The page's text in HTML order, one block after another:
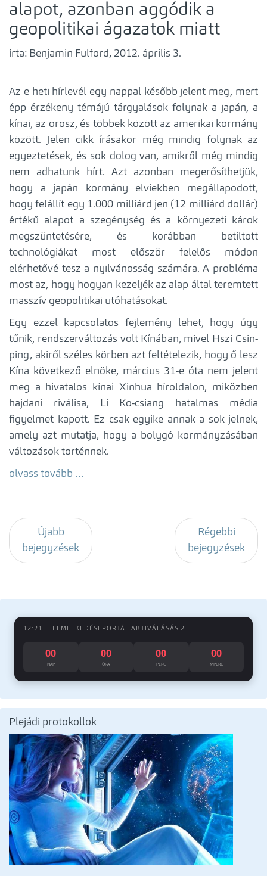
alapot, azonban aggódik a
geopolitikai ágazatok miatt
írta: Benjamin Fulford, 2012. április 3.
Az e heti hírlevél egy nappal később jelent meg, mert
épp érzékeny témájú tárgyalások folynak a japán, a
kínai, az orosz, és többek között az amerikai kormány
között. Jelen cikk írásakor még mindig folynak az
egyeztetések, és sok dolog van, amikről még mindig
nem adhatunk hírt. Azt azonban megerősíthetjük,
hogy a japán kormány elviekben megállapodott,
hogy felállít egy 1.000 milliárd jen (12 milliárd dollár)
értékű alapot a szegénység és a környezeti károk
megszüntetésére, és korábban betiltott
technológiákat most először felelős módon
elérhetővé tesz a nyilvánosság számára. A probléma
most az, hogy hogyan kezeljék az alap által teremtett
masszív geopolitikai utóhatásokat.
Egy ezzel kapcsolatos fejlemény lehet, hogy úgy
tűnik, rendszerváltozás volt Kínában, mivel Hszi Csin-
ping, akiről széles körben azt feltételezik, hogy ő lesz
Kína következő elnöke, március 31-e óta nem jelent
meg a hivatalos kínai Xinhua híroldalon, miközben
hajdani riválisa, Li Ko-csiang hatalmas média
figyelmet kapott. Ez csak egyike annak a sok jelnek,
amely azt mutatja, hogy a bolygó kormányzásában
változások történnek.
olvass tovább …
Újabb
bejegyzések
Régebbi
bejegyzések
12:21 FELEMELKEDÉSI PORTÁL AKTIVÁLÁSÁS 2
00
NAP
00
ÓRA
00
PERC
00
MPERC
Plejádi protokollok